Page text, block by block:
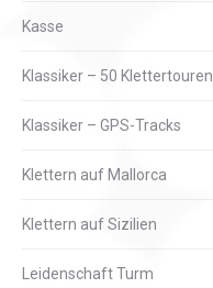
Kasse
Klassiker – 50 Klettertouren
Klassiker – GPS-Tracks
Klettern auf Mallorca
Klettern auf Sizilien
Leidenschaft Turm